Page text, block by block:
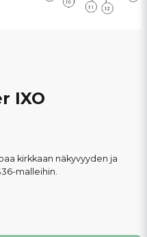
IXO
kirkkaan näkyvyyden ja
malleihin.